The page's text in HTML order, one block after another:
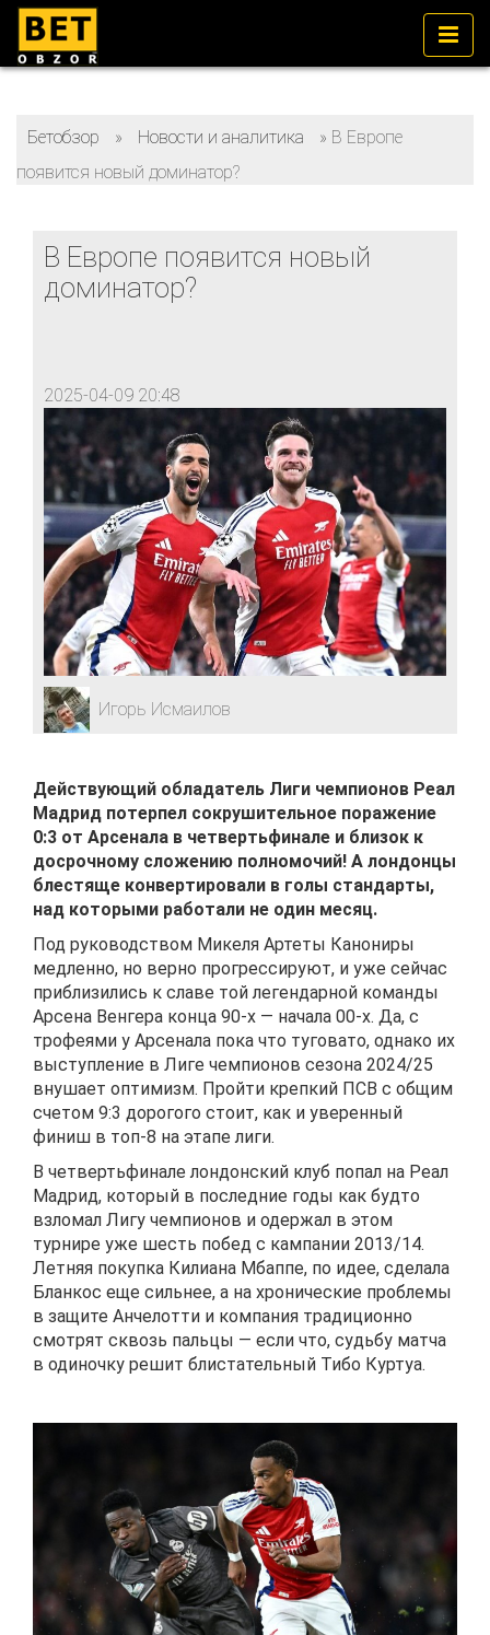
Бетобзор » Новости и аналитика » В Европе
появится новый доминатор?
В Европе появится новый
доминатор?
2025-04-09 20:48
Игорь Исмаилов
Действующий обладатель Лиги чемпионов Реал
Мадрид потерпел сокрушительное поражение
0:3 от Арсенала в четвертьфинале и близок к
досрочному сложению полномочий! А лондонцы
блестяще конвертировали в голы стандарты,
над которыми работали не один месяц.
Под руководством Микеля Артеты Канониры
медленно, но верно прогрессируют, и уже сейчас
приблизились к славе той легендарной команды
Арсена Венгера конца 90-х — начала 00-х. Да, с
трофеями у Арсенала пока что туговато, однако их
выступление в Лиге чемпионов сезона 2024/25
внушает оптимизм. Пройти крепкий ПСВ с общим
счетом 9:3 дорогого стоит, как и уверенный
финиш в топ-8 на этапе лиги.
В четвертьфинале лондонский клуб попал на Реал
Мадрид, который в последние годы как будто
взломал Лигу чемпионов и одержал в этом
турнире уже шесть побед с кампании 2013/14.
Летняя покупка Килиана Мбаппе, по идее, сделала
Бланкос еще сильнее, а на хронические проблемы
в защите Анчелотти и компания традиционно
смотрят сквозь пальцы — если что, судьбу матча
в одиночку решит блистательный Тибо Куртуа.